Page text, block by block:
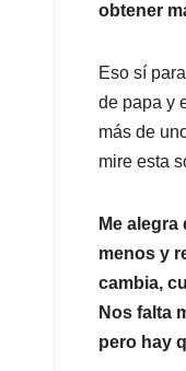
obtener
Eso sí
de papa y
más de
mire esta
Me
menos y
cambia,
Nos falta
pero hay